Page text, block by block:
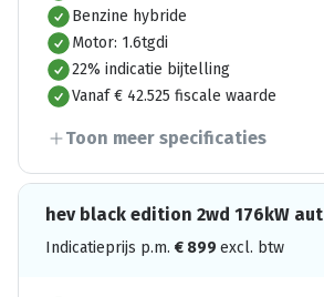
Benzine hybride
Motor: 1.6tgdi
22% indicatie bijtelling
Vanaf € 42.525 fiscale waarde
Toon meer specificaties
hev black edition 2wd 176kW aut
Indicatieprijs p.m. € 899 excl. btw